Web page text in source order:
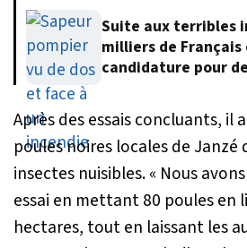
Suite aux terribles
milliers de
candidature pour
Après des essais concluants, il
poules noires locales de
insectes nuisibles.« Nous
essai en mettant 80 poules en
hectares, tout en laissant les